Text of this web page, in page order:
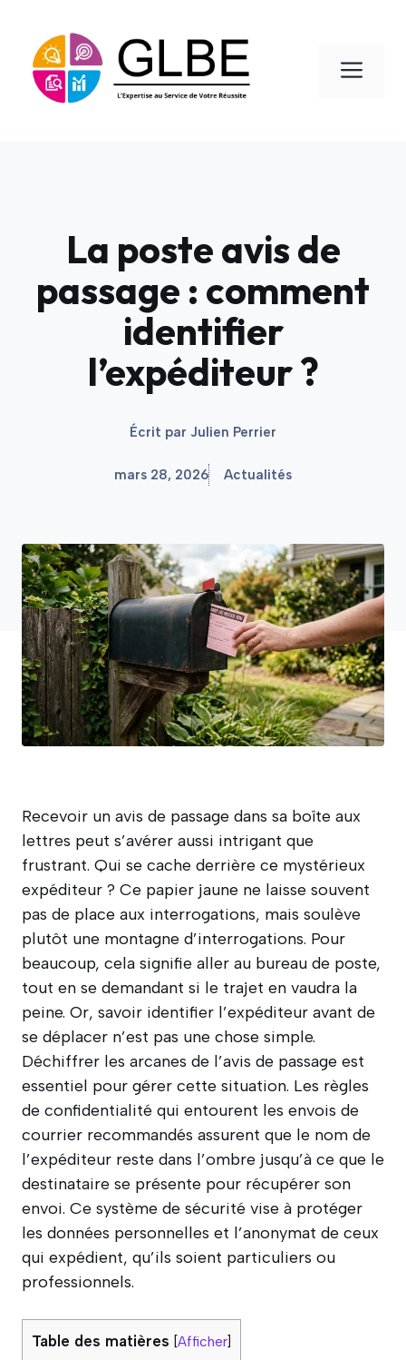
contenu
La poste avis de
passage : comment
identifier
l’expéditeur ?
Écrit par Julien Perrier
mars 28, 2026 Actualités
Recevoir un avis de passage dans sa boîte aux
lettres peut s’avérer aussi intrigant que
frustrant. Qui se cache derrière ce mystérieux
expéditeur ? Ce papier jaune ne laisse souvent
pas de place aux interrogations, mais soulève
plutôt une montagne d’interrogations. Pour
beaucoup, cela signifie aller au bureau de poste,
tout en se demandant si le trajet en vaudra la
peine. Or, savoir identifier l’expéditeur avant de
se déplacer n’est pas une chose simple.
Déchiffrer les arcanes de l’avis de passage est
essentiel pour gérer cette situation. Les règles
de confidentialité qui entourent les envois de
courrier recommandés assurent que le nom de
l’expéditeur reste dans l’ombre jusqu’à ce que le
destinataire se présente pour récupérer son
envoi. Ce système de sécurité vise à protéger
les données personnelles et l’anonymat de ceux
qui expédient, qu’ils soient particuliers ou
professionnels.
Table des matières [Afficher]